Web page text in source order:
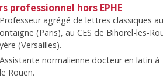
professionnel hors EPHE
agrégé de lettres classiques
(Paris), au CES de Bihorel-les-
(Versailles).
normalienne docteur en latin à
Rouen.